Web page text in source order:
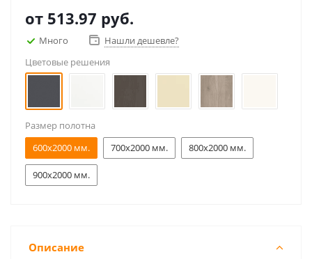
от 513.97 руб.
Много
Нашли дешевле?
Цветовые решения
Размер полотна
600x2000 мм.
700x2000 мм. 800x2000 мм.
900x2000 мм.
Описание